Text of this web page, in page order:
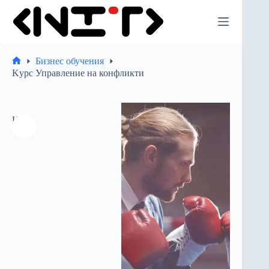
Премини
съдържанието
Начало
Бизнес обучения
Kурс Управление на конфликти
Ново